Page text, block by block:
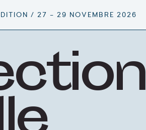
/ 27 – 29 NOVEMBRE 2026